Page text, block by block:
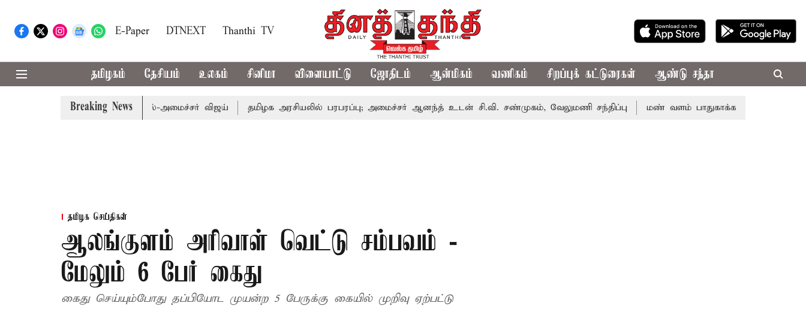
E-Paper DTNEXT Thanthi TV
தமிழகம் தேசியம் உலகம் சினிமா விளையாட்டு ஜோதிடம் ஆன்மிகம் வணிகம் சிறப்புக் கட்டுரைகள் ஆண்டு சந்தா
Breaking News
வேளாண் பட்ஜெட்: முதல்-அமைச்சர் விஜய் தமிழக அரசியலில் பரபரப்பு; அமைச்சர் ஆனந்த் உடன் சி.வி. சண்முகம், வேலுமணி சந்திப்பு மண் வளம் பாதுகாக்க ரசாயன உரம்
தமிழக செய்திகள்
ஆலங்குளம் அரிவாள் வெட்டு சம்பவம் -
மேலும் 6 பேர் கைது
கைது செய்யும்போது தப்பியோட முயன்ற 5 பேருக்கு கையில் முறிவு ஏற்பட்டு